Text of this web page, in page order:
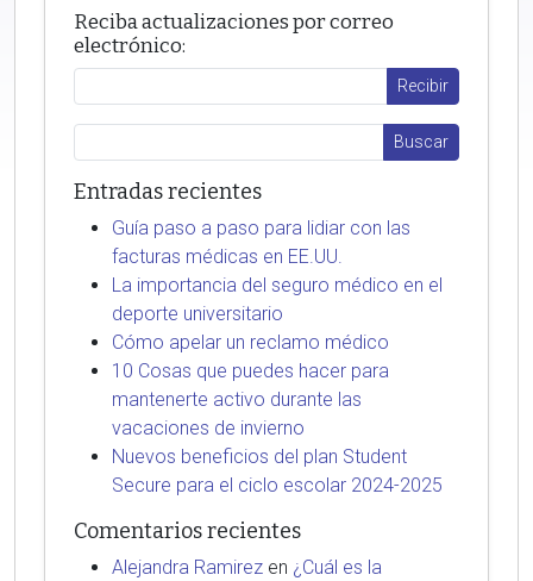
Reciba actualizaciones por correo
electrónico:
Entradas recientes
Guía paso a paso para lidiar con las
facturas médicas en EE.UU.
La importancia del seguro médico en el
deporte universitario
Cómo apelar un reclamo médico
10 Cosas que puedes hacer para
mantenerte activo durante las
vacaciones de invierno
Nuevos beneficios del plan Student
Secure para el ciclo escolar 2024-2025
Comentarios recientes
Alejandra Ramirez en ¿Cuál es la